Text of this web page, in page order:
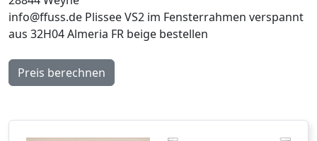
info@ffuss.de Plissee VS2 im Fensterrahmen verspannt
aus 32H04 Almeria FR beige bestellen
Preis berechnen